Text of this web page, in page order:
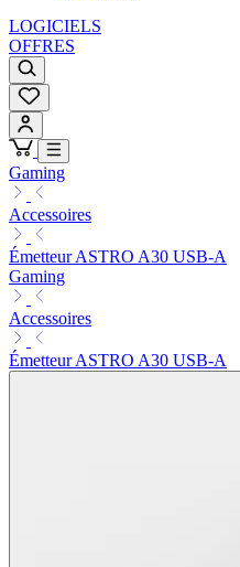
LOGICIELS
OFFRES
Gaming
Accessoires
Émetteur ASTRO A30 USB-A
Gaming
Accessoires
Émetteur ASTRO A30 USB-A